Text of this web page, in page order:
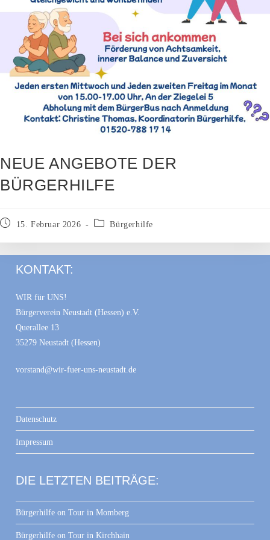
NEUE ANGEBOTE DER
BÜRGERHILFE
Beitrag15. Februar 2026
Beitrags-Bürgerhilfe
KONTAKT:
WIR für UNS!
Bürgerverein Neustadt (Hessen) e.V.
Querallee 13
35279 Neustadt (Hessen)
vorstand@wir-fuer-uns-neustadt.de
Datenschutz
Impressum
DIE LETZTEN BEITRÄGE:
Bürgerhilfe on Tour in Momberg
Bürgerhilfe on Tour in Kirchhain